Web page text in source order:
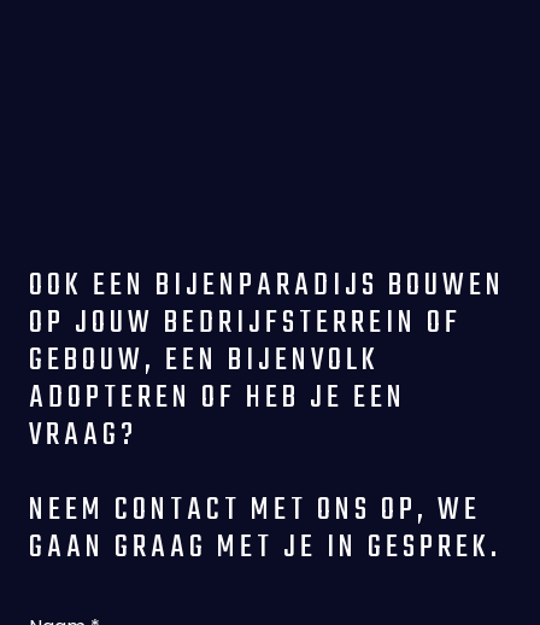
OOK EEN BIJENPARADIJS BOUWEN
OP JOUW BEDRIJFSTERREIN OF
GEBOUW, EEN BIJENVOLK
ADOPTEREN OF HEB JE EEN
VRAAG?
NEEM CONTACT MET ONS OP, WE
GAAN GRAAG MET JE IN GESPREK.